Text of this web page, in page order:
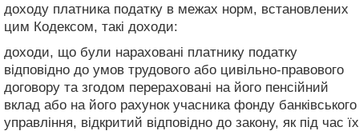
доходу платника податку в межах норм, встановлених
цим Кодексом, такі доходи:
доходи, що були нараховані платнику податку
відповідно до умов трудового або цивільно-правового
договору та згодом перераховані на його пенсійний
вклад або на його рахунок учасника фонду банківського
управління, відкритий відповідно до закону, як під час їх